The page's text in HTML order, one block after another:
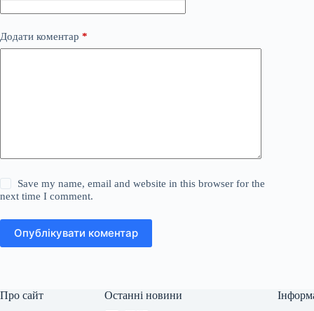
Додати коментар *
Save my name, email and website in this browser for the
next time I comment.
Опублікувати коментар
Про сайт Останні новини